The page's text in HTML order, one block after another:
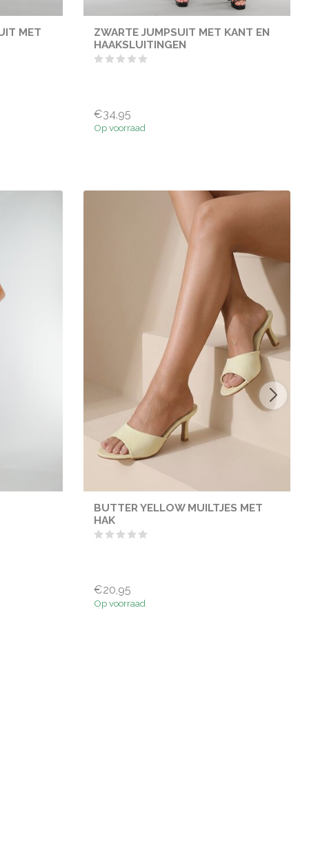
MET
ZWARTE JUMPSUIT MET KANT EN
HAAKSLUITINGEN
€34,95
Op voorraad
BUTTER YELLOW MUILTJES MET
HAK
€20,95
Op voorraad